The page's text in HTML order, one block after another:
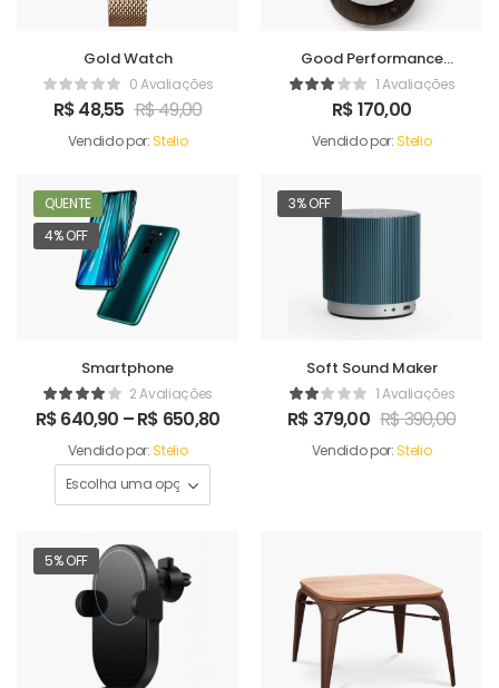
Gold Watch
0 Avaliações
R$48,55 R$49,00
Vendido por:Stelio
Good Performance
Humidifer1 Avaliações
R$170,00
Vendido por:Stelio
QUENTE
4% OFF
Smartphone
2 Avaliações
R$640,90 –R$ 650,80
Vendido por:Stelio
3% OFF
Soft Sound Maker
1 Avaliações
R$ 379,00 R$390,00
Vendido por:Stelio
5% OFF